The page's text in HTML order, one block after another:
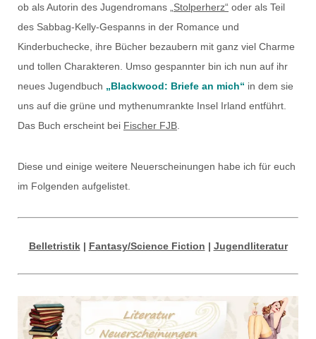
ob als Autorin des Jugendromans
„Stolperherz“ oder als Teil
des Sabbag-Kelly-Gespanns in der Romance und
Kinderbuchecke, ihre Bücher bezaubern mit ganz viel Charme
und tollen Charakteren. Umso gespannter bin ich nun auf ihr
neues Jugendbuch „Blackwood: Briefe an mich“ in dem sie
uns auf die grüne und mythenumrankte Insel Irland entführt.
Das Buch erscheint bei Fischer FJB
Diese und einige weitere Neuerscheinungen habe ich für euch
im Folgenden aufgelistet.
Belletristik| Fantasy/Science Fiction | Jugendliteratur